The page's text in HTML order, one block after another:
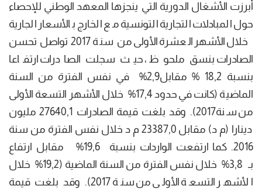
أبرزت الأشغال الدورية التي ينجزها المعهد الوطني للإحصاء
حول المبادلات التجارية التونسية مع الخارج بالأسعار الجارية
خلال الأشهر العشرة الأولى من سنة 2017 تواصل تحسن
الصادرات بنسق ملحوظ ، حيث سجلت الصادرات ارتفاعا
بنسبة 18,2 % مقابل2,9% في نفس الفترة من السنة
الماضية (كانت في حدود 17,4% خلال الأشهر التسعة الأولى
من سنة2017). وقد بلغت قيمة الصادرات 27640,1 مليون
دينارا (م د) مقابل 23387,0 م د خلال نفس الفترة من سنة
2016. كما ارتفعت الواردات بنسبة 19,6% مقابل ارتفاع
بـ 3,8% خلال نفس الفترة من السنة الماضية (19,2% خلال
الأشهر التسعة الأولى من سنة 2017). وقد بلغت قيمة